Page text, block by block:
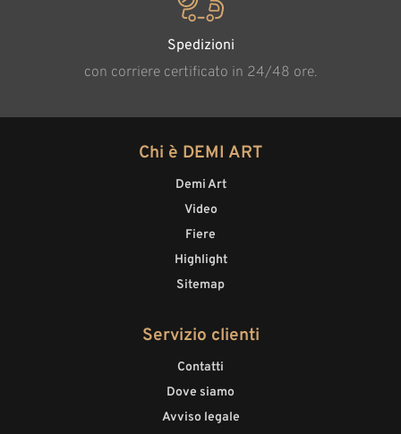
Spedizioni
con corriere certificato in 24/48 ore.
Chi è DEMI ART
Demi Art
Video
Fiere
Highlight
Sitemap
Servizio clienti
Contatti
Dove siamo
Avviso legale